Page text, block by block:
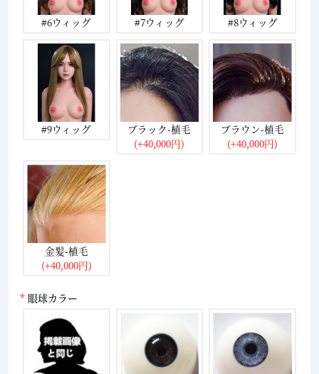
#6ウィッグ #7ウィッグ #8ウィッグ
#9ウィッグ
ブラック-植毛
(+40,000円)
ブラウン-植毛
(+40,000円)
金髪-植毛
(+40,000円)
眼球カラー